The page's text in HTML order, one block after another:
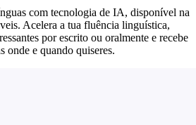
com tecnologia de IA, disponível na
Acelera a tua fluência linguística,
por escrito ou oralmente e recebe
onde e quando quiseres.